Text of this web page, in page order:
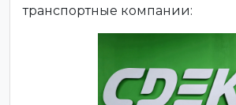
транспортные компании: